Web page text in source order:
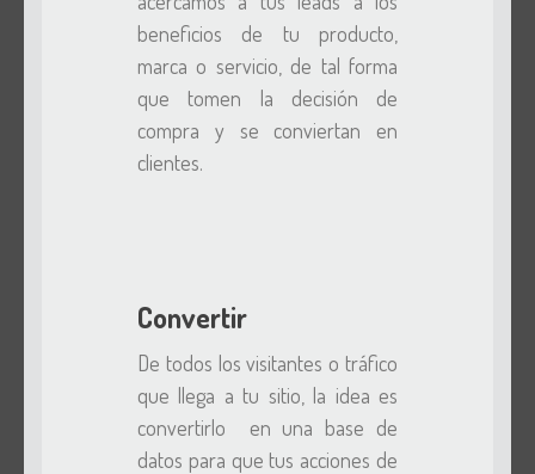
beneficios de tu producto,
marca o servicio, de tal forma
que tomen la decisión de
compra y se conviertan en
clientes.
Convertir
De todos los visitantes o tráfico
que llega a tu sitio, la idea es
convertirlo en una base de
datos para que tus acciones de